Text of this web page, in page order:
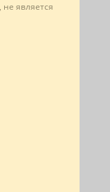
является